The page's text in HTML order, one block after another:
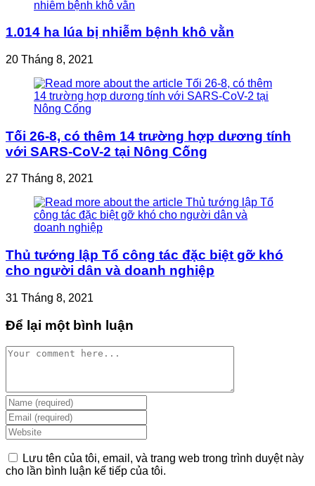
1.014 ha lúa bị nhiễm bệnh khô vằn
20 Tháng 8, 2021
Tối 26-8, có thêm 14 trường hợp dương tính
với SARS-CoV-2 tại Nông Cống
27 Tháng 8, 2021
Thủ tướng lập Tổ công tác đặc biệt gỡ khó
cho người dân và doanh nghiệp
31 Tháng 8, 2021
Để lại một bình luận
Comment
Enter
your
name
or
username
to
comment
Enter
your
email
address
to
comment
Enter
your
website
URL
Lưu tên của tôi, email, và trang web trong trình duyệt này
cho lần bình luận kế tiếp của tôi.